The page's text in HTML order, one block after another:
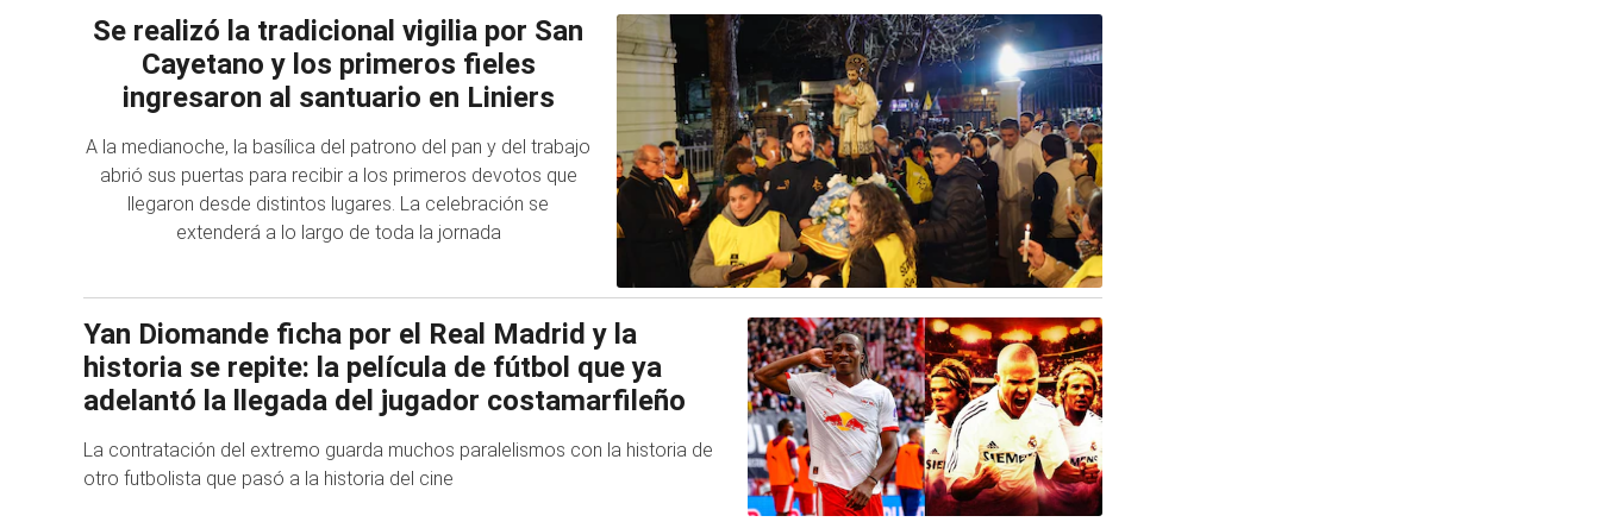
Se realizó la tradicional vigilia por San
Cayetano y los primeros fieles
ingresaron al santuario en Liniers
A la medianoche, la basílica del patrono del pan y del trabajo
abrió sus puertas para recibir a los primeros devotos que
llegaron desde distintos lugares. La celebración se
extenderá a lo largo de toda la jornada
Yan Diomande ficha por el Real Madrid y la
historia se repite: la película de fútbol que ya
adelantó la llegada del jugador costamarfileño
La contratación del extremo guarda muchos paralelismos con la historia de
otro futbolista que pasó a la historia del cine